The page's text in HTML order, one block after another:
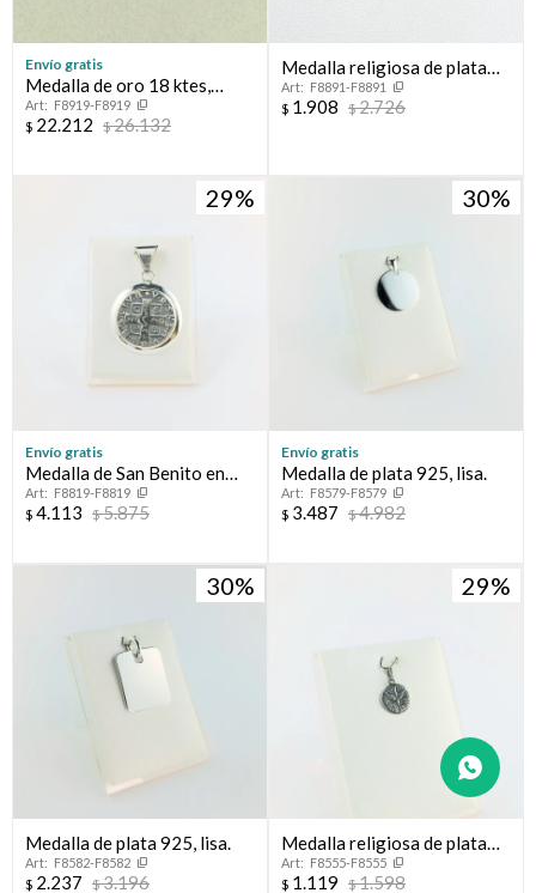
Envío gratis
Medalla de oro 18 ktes,
VIRGEN NIÑA.
F8919-F8919
$ 22.212 $26.132
Medalla religiosa de plata
925, Sagrada Familia.
F8891-F8891
$ 1.908 $2.726
29
Envío gratis
Medalla de San Benito en
plata 925.
F8819-F8819
$ 4.113 $5.875
30
Envío gratis
Medalla de plata 925, lisa.
F8579-F8579
$ 3.487 $4.982
30
Medalla de plata 925, lisa.
F8582-F8582
$ 2.237 $3.196
29
Medalla religiosa de plata
925. Espíritu Santo
F8555-F8555
$ 1.119 $1.598